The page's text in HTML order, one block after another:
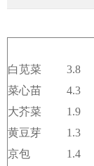
白苋菜
3.8
菜心苗
4.3
大芥菜
1.9
黄豆芽
1.3
京包
1.4